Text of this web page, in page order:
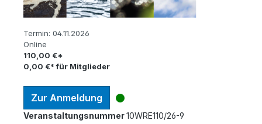
Termin: 04.11.2026
Online
110,00 €*
0,00 €* für Mitglieder
Zur Anmeldung
Veranstaltungsnummer10WRE110/26-9